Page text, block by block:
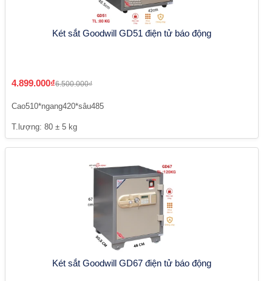
Két sắt Goodwill GD51 điện tử báo động
4.899.000₫6.500.000₫
Cao510*ngang420*sâu485
T.lượng: 80 ± 5 kg
Két sắt Goodwill GD67 điện tử báo động